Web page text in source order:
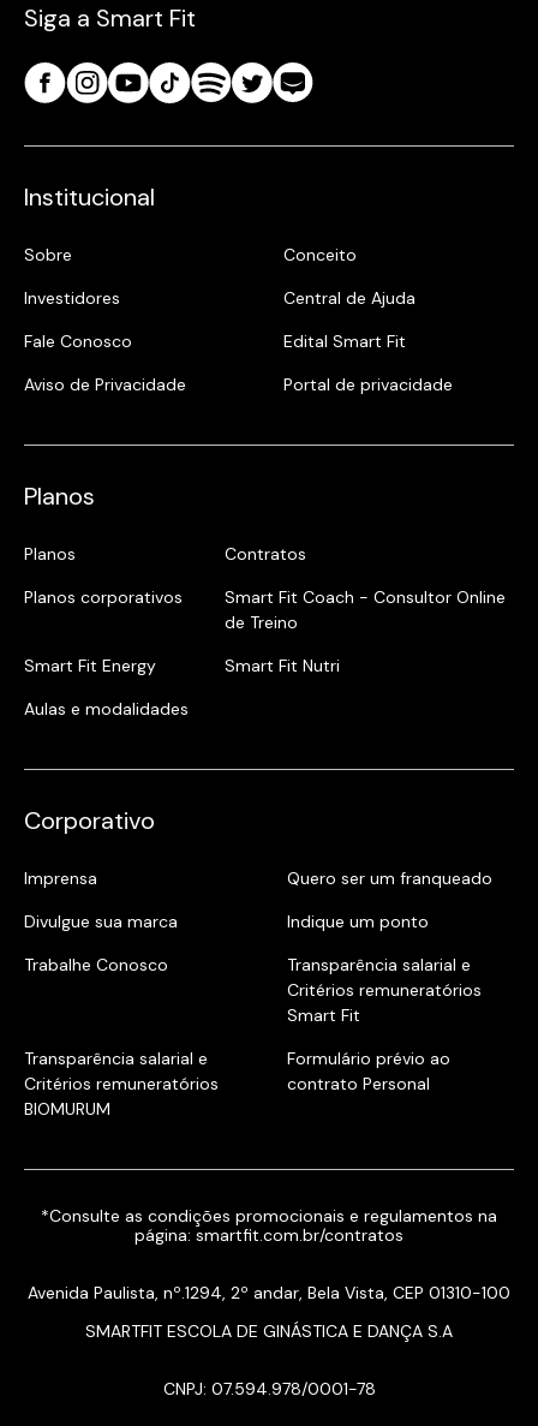
Siga a Smart Fit
Institucional
Sobre
Conceito
Investidores
Central de Ajuda
Fale Conosco
Edital Smart Fit
Aviso de Privacidade
Portal de privacidade
Planos
Planos
Contratos
Planos corporativos
Smart Fit Coach - Consultor Online
de Treino
Smart Fit Energy
Smart Fit Nutri
Aulas e modalidades
Corporativo
Imprensa
Quero ser um franqueado
Divulgue sua marca
Indique um ponto
Trabalhe Conosco
Transparência salarial e
Critérios remuneratórios
Smart Fit
Transparência salarial e
Critérios remuneratórios
BIOMURUM
Formulário prévio ao
contrato Personal
*Consulte as condições promocionais e regulamentos na
página: smartfit.com.br/contratos
Avenida Paulista, nº.1294, 2º andar, Bela Vista, CEP 01310-100
SMARTFIT ESCOLA DE GINÁSTICA E DANÇA S.A
CNPJ: 07.594.978/0001-78